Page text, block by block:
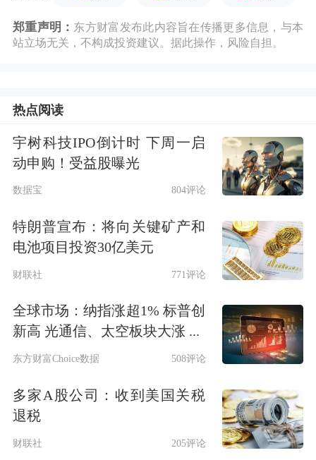
郑重声明： 东方财富发布此内容旨在传播更多信息，与本
站立场无关，不构成投资建议。据此操作，风险自担。
热点阅读
宇树科技IPO倒计时 下周一启
动申购！受益股曝光
数据宝 804评论
特朗普宣布：将向关键矿产和
电池项目投资30亿美元
财联社 771评论
全球市场：纳指涨超1% 标普创
新高 光通信、太空板块大涨 ...
东方财富Choice数据 508评论
多家A股公司：收到美国关税
退税
财联社 205评论